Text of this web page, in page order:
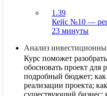
1.39
Кейс №10 —
23 минуты
Анализ
Курс поможет
обосновать проект для
подробный бюджет; как
реализации проекта;
существующий бизнес;